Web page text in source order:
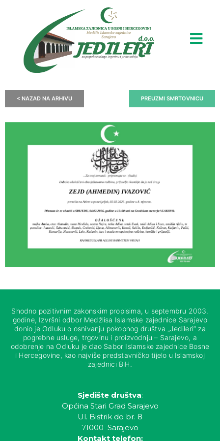
< NAZAD NA ARHIVU PREUZMI SMRTOVNICU
Shodno pozitivnim zakonskim propisima, u septembru 2003.
godine, Izvršni odbor Medžlisa Islamske zajednice Sarajevo
donio je Odluku o osnivanju pokopnog društva „Jedileri“ za
pogrebne usluge, trgovinu i proizvodnju – Sarajevo, a
odobrenje na Odluku je dao Sabor Islamske zajednice Bosne
i Hercegovine, kao najviše predstavničko tijelo u Islamskoj
zajednici BiH.
Sjedište društva:
Općina Stari Grad Sarajevo
Ul. Bistrik do br. 8
71000 Sarajevo
Kontakt telefon: